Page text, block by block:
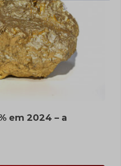
em 2024 – a